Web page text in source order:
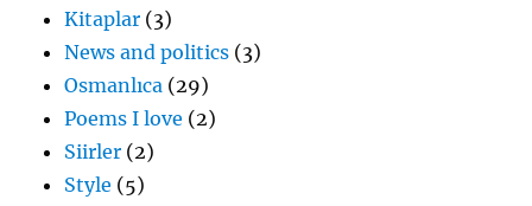
Kitaplar (3)
News and politics (3)
Osmanlıca (29)
Poems I love (2)
Siirler (2)
Style (5)